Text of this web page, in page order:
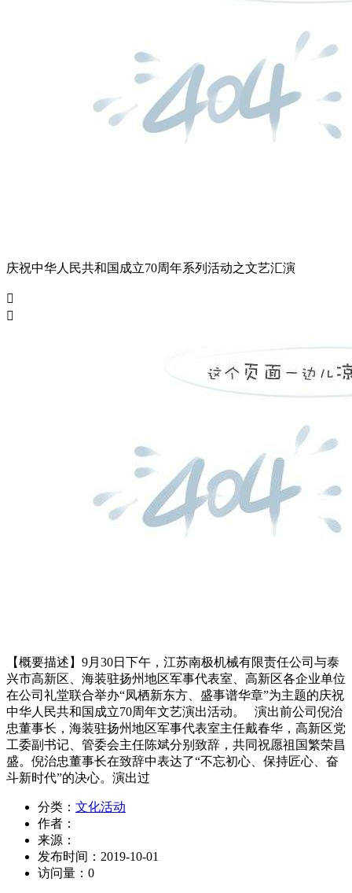
庆祝中华人民共和国成立70周年系列活动之文艺汇演


【概要描述】 9月30日下午，江苏南极机械有限责任公司与泰
兴市高新区、海装驻扬州地区军事代表室、高新区各企业单位
在公司礼堂联合举办“凤栖新东方、盛事谱华章”为主题的庆祝
中华人民共和国成立70周年文艺演出活动。 演出前公司倪治
忠董事长，海装驻扬州地区军事代表室主任戴春华，高新区党
工委副书记、管委会主任陈斌分别致辞，共同祝愿祖国繁荣昌
盛。倪治忠董事长在致辞中表达了“不忘初心、保持匠心、奋
斗新时代”的决心。演出过
分类： 文化活动
作者：
来源：
发布时间： 2019-10-01
访问量： 0